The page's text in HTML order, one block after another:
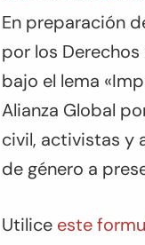
En preparación
por los
bajo el lema
Alianza Global
civil, activistas y
de género a
Utilice este